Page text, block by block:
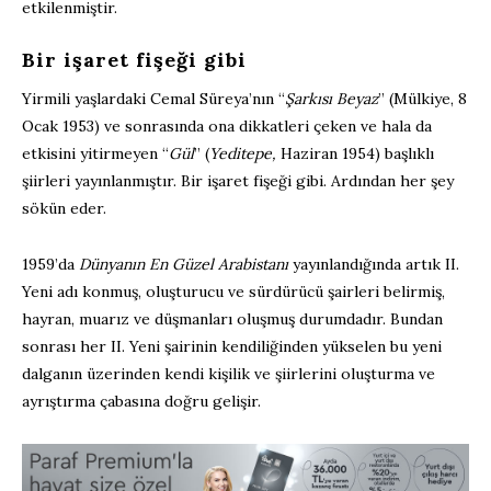
etkilenmiştir.
Bir işaret fişeği gibi
Yirmili yaşlardaki Cemal Süreya’nın “Şarkısı Beyaz” (Mülkiye, 8
Ocak 1953) ve sonrasında ona dikkatleri çeken ve hala da
etkisini yitirmeyen “Gül” (Yeditepe, Haziran 1954) başlıklı
şiirleri yayınlanmıştır. Bir işaret fişeği gibi. Ardından her şey
sökün eder.
1959’da Dünyanın En Güzel Arabistanıyayınlandığında artık II.
Yeni adı konmuş, oluşturucu ve sürdürücü şairleri belirmiş,
hayran, muarız ve düşmanları oluşmuş durumdadır. Bundan
sonrası her II. Yeni şairinin kendiliğinden yükselen bu yeni
dalganın üzerinden kendi kişilik ve şiirlerini oluşturma ve
ayrıştırma çabasına doğru gelişir.